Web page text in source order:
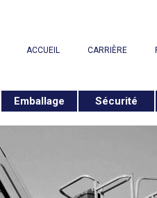
ACCUEIL CARRIÈRE
Emballage Sécurité